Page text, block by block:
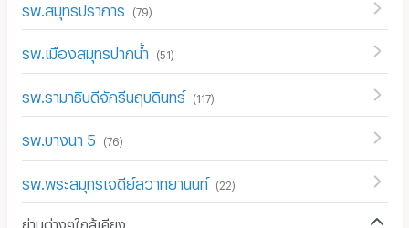
รพ.สมุทรปราการ (79)
รพ.เมืองสมุทรปากน้ำ (51)
รพ.รามาธิบดีจักรีนฤบดินทร์ (117)
รพ.บางนา 5 (76)
รพ.พระสมุทรเจดีย์สวาทยานนท์ (22)
ย่านต่างๆใกล้เคียง